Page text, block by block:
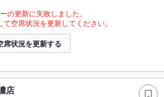
の更新に失敗しました。
空席状況を更新してください。
席状況を更新する
店